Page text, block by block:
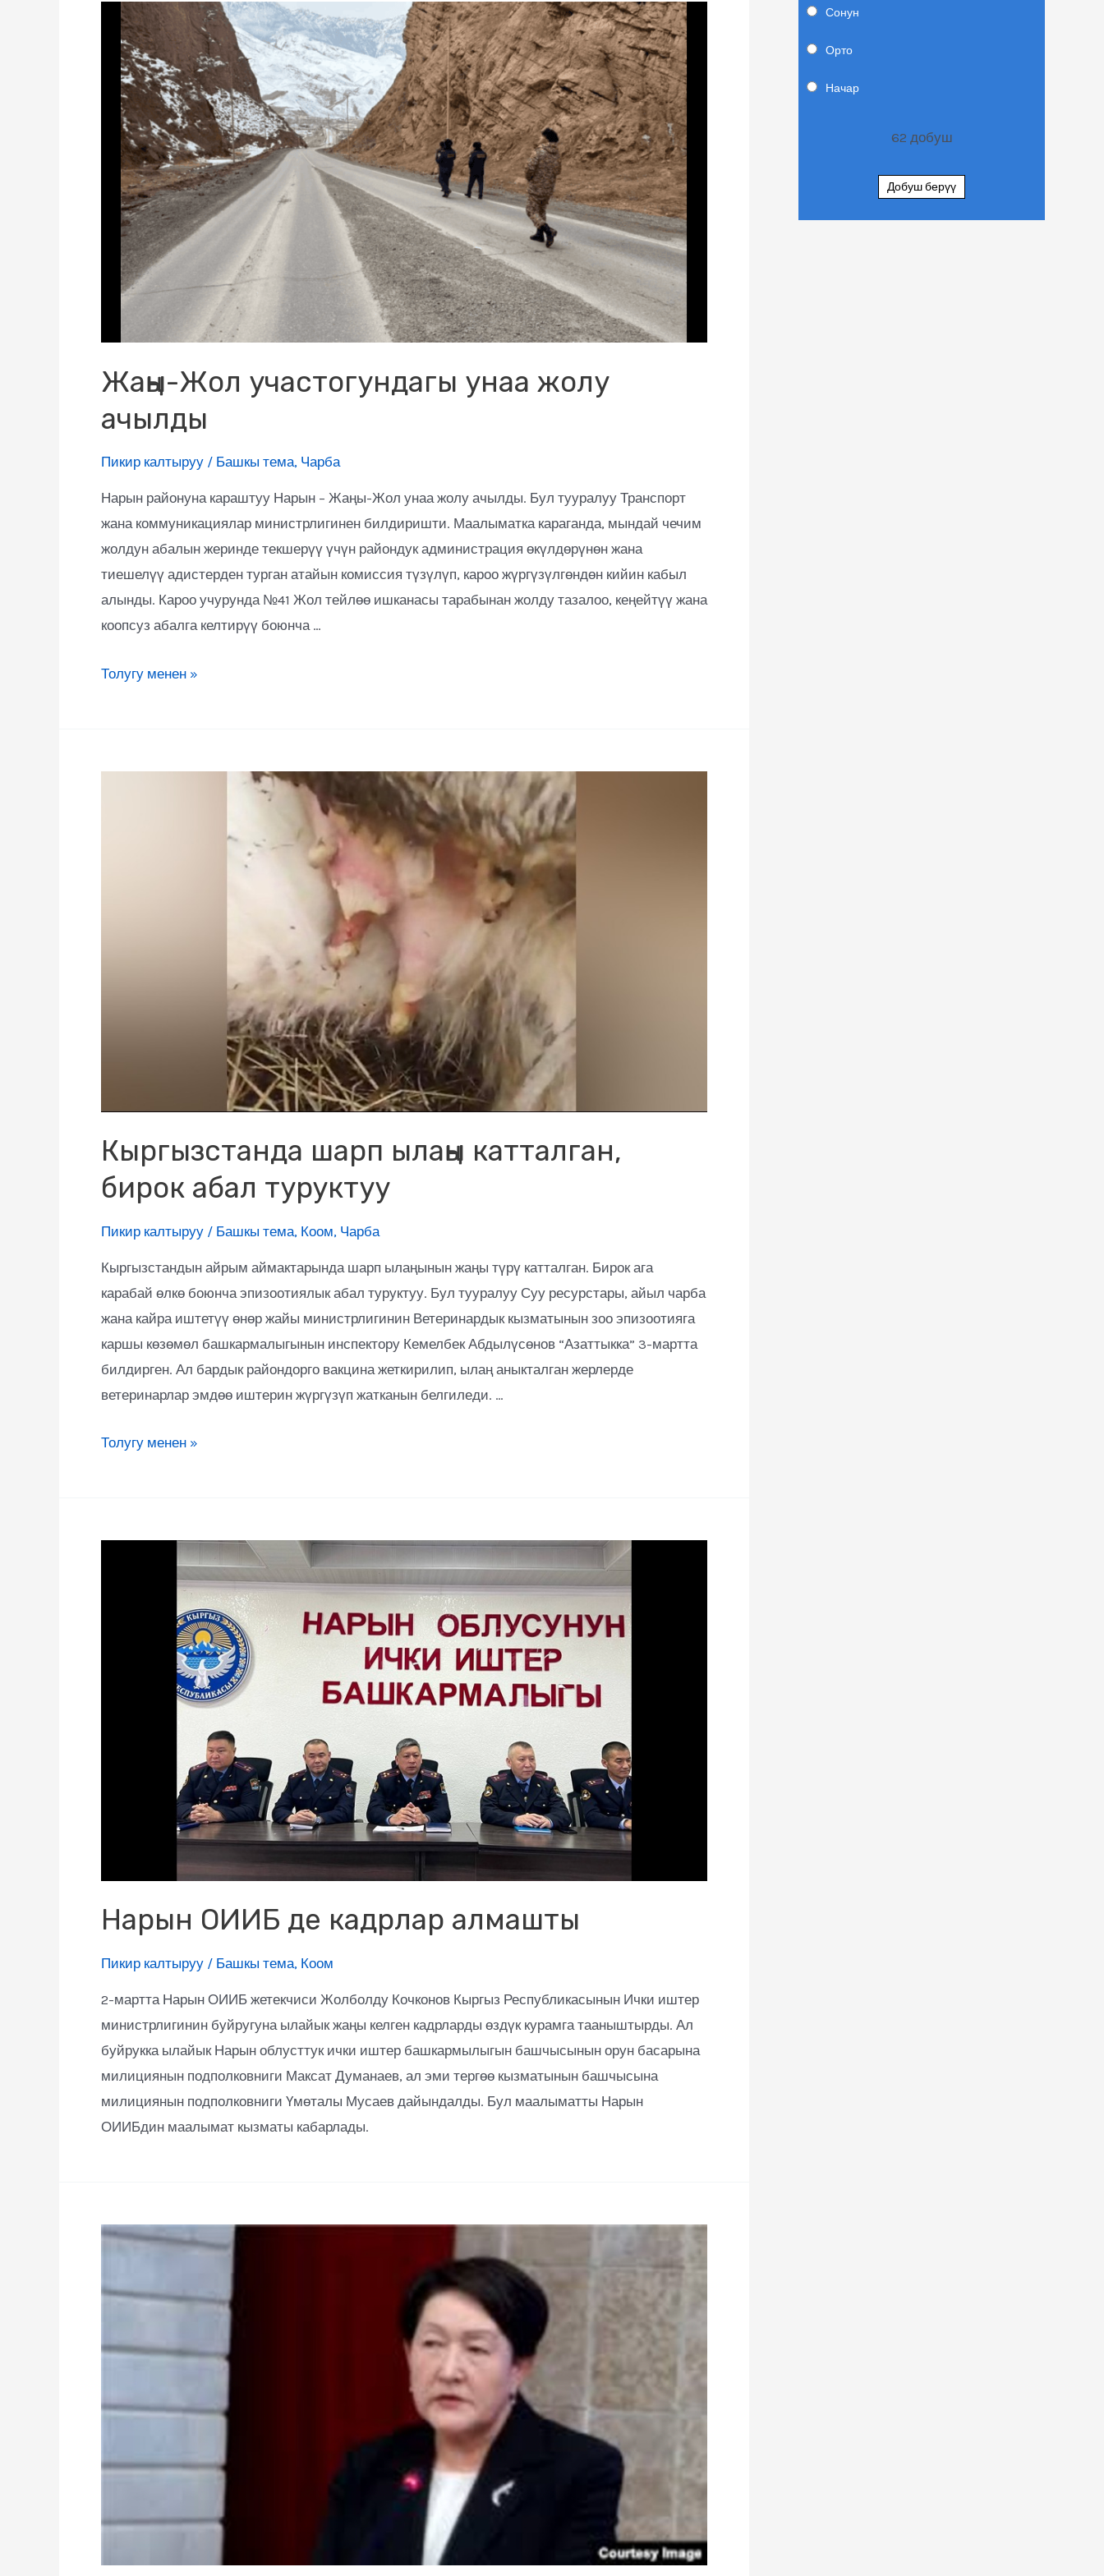
Жаңы-Жол участогундагы унаа жолу
ачылды
Пикир калтыруу / Башкы тема, Чарба
Нарын районуна караштуу Нарын – Жаңы-Жол унаа жолу ачылды. Бул тууралуу Транспорт
жана коммуникациялар министрлигинен билдиришти. Маалыматка караганда, мындай чечим
жолдун абалын жеринде текшерүү үчүн райондук администрация өкүлдөрүнөн жана
тиешелүү адистерден турган атайын комиссия түзүлүп, кароо жүргүзүлгөндөн кийин кабыл
алынды. Кароо учурунда №41 Жол тейлөө ишканасы тарабынан жолду тазалоо, кеңейтүү жана
коопсуз абалга келтирүү боюнча …
Толугу менен »
Кыргызстанда шарп ылаңы катталган,
бирок абал туруктуу
Пикир калтыруу / Башкы тема, Коом, Чарба
Кыргызстандын айрым аймактарында шарп ылаңынын жаңы түрү катталган. Бирок ага
карабай өлкө боюнча эпизоотиялык абал туруктуу. Бул тууралуу Суу ресурстары, айыл чарба
жана кайра иштетүү өнөр жайы министрлигинин Ветеринардык кызматынын зоо эпизоотияга
каршы көзөмөл башкармалыгынын инспектору Кемелбек Абдылүсөнов “Азаттыкка” 3-мартта
билдирген. Ал бардык райондорго вакцина жеткирилип, ылаң аныкталган жерлерде
ветеринарлар эмдөө иштерин жүргүзүп жатканын белгиледи. …
Толугу менен »
Нарын ОИИБ де кадрлар алмашты
Пикир калтыруу / Башкы тема, Коом
2-мартта Нарын ОИИБ жетекчиси Жолболду Кочконов Кыргыз Республикасынын Ички иштер
министрлигинин буйругуна ылайык жаңы келген кадрларды өздүк курамга тааныштырды. Ал
буйрукка ылайык Нарын облусттук ички иштер башкармылыгын башчысынын орун басарына
милициянын подполковниги Максат Думанаев, ал эми тергөө кызматынын башчысына
милициянын подполковниги Үмөталы Мусаев дайындалды. Бул маалыматты Нарын
ОИИБдин маалымат кызматы кабарлады.
Сонун
Орто
Начар
62 добуш
Добуш берүү